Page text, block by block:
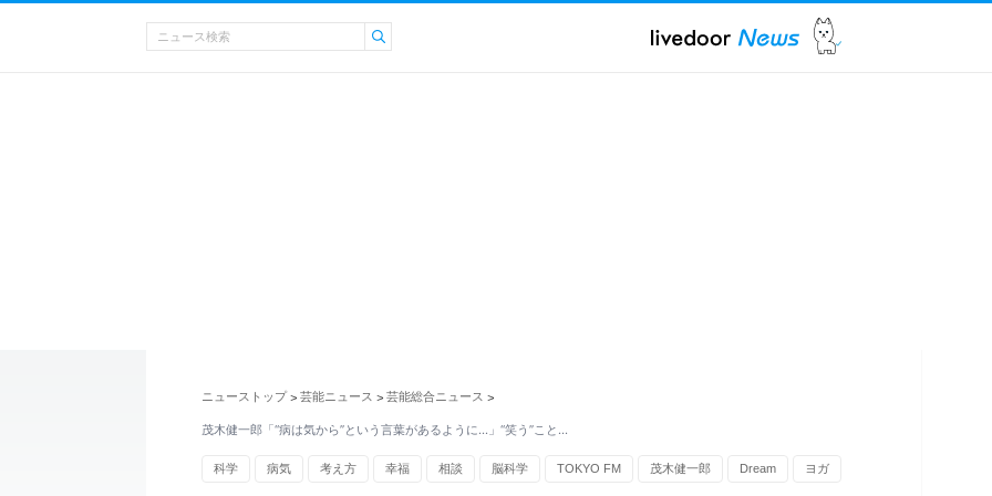
ニューストップ > 芸能ニュース > 芸能総合ニュース >
茂木健一郎「“病は気から”という言葉があるように…」“笑う”こと…
科学 病気 考え方 幸福 相談 脳科学 TOKYO FM 茂木健一郎 Dream ヨガ